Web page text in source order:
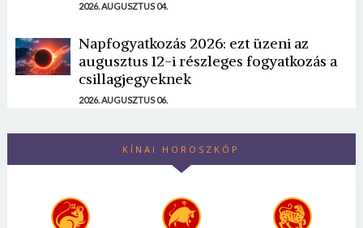
2026. AUGUSZTUS 04.
Napfogyatkozás 2026: ezt üzeni az
augusztus 12-i részleges fogyatkozás a
csillagjegyeknek
2026. AUGUSZTUS 06.
KÍNAI HOROSZKÓP